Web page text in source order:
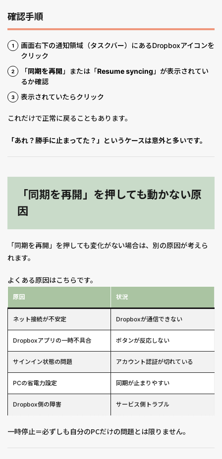
確認手順
画面右下の通知領域（タスクバー）にあるDropboxアイコンを
クリック
「同期を再開 」または「Resume syncing 」が表示されてい
るか確認
表示されていたらクリック
これだけで正常に戻ることもあります。
「あれ？勝手に止まってた？」というケースは意外と多いです。
「同期を再開」を押しても動かない原
因
「同期を再開」を押しても変化がない場合は、別の原因が考えら
れます。
よくある原因はこちらです。
原因 状況
ネット接続が不安定 Dropboxが通信できない
Dropboxアプリの一時不具合 ボタンが反応しない
サインイン状態の問題 アカウント認証が切れている
PCの省電力設定 同期が止まりやすい
Dropbox側の障害 サービス側トラブル
一時停止＝必ずしも自分のPCだけの問題とは限りません。